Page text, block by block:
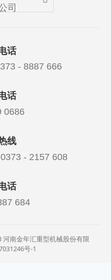
司
话
- 8887 666
话
0686
线
- 2157 608
话
684
南金年汇重型机械股份有限
号-1